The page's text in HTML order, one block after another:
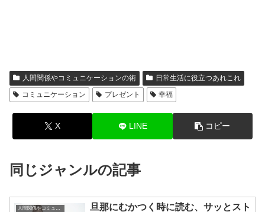
人間関係やコミュニケーションの術
日常生活に役立つあれこれ
コミュニケーション
プレゼント 幸福
X LINE コピー
同じジャンルの記事
人間関係やコミュニケーションの術 旦那にむかつく時に読む、サッとスト